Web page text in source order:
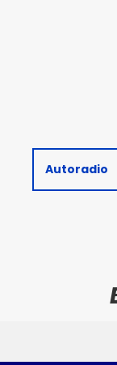
Autoradio